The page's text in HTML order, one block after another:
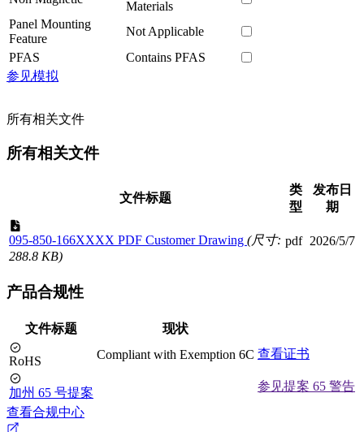
Materials
Panel Mounting
Feature
Not Applicable
PFAS
Contains PFAS
参见模拟
所有相关文件
所有相关文件
文件标题
类
型
发布日
期
095-850-166XXXX PDF Customer Drawing (尺寸:
288.8 KB)
pdf 2026/5/7
产品合规性
文件标题 现状
RoHS Compliant with Exemption 6C 查看证书
加州 65 号提案
参见提案 65 警告
查看合规中心